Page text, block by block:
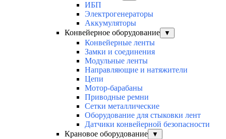
ИБП
Электрогенераторы
Аккумуляторы
Конвейерное оборудование
▼
Конвейерные ленты
Замки и соединения
Модульные ленты
Направляющие и натяжители
Цепи
Мотор-барабаны
Приводные ремни
Сетки металлические
Оборудование для стыковки лент
Датчики конвейерной безопасности
Крановое оборудование
▼